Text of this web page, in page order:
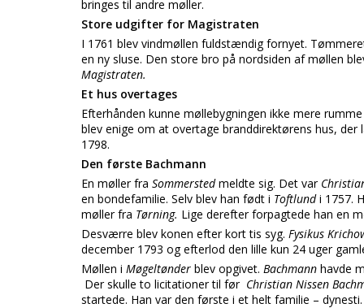
bringes til andre møller.
Store udgifter for Magistraten
I 1761 blev vindmøllen fuldstændig fornyet.
en ny sluse. Den store bro på nordsiden af møllen
Magistraten.
Et hus overtages
Efterhånden kunne møllebygningen ikke mere
blev enige om at overtage branddirektørens hus,
1798.
Den første Bachmann
En møller fra Sommerstedmeldte sig. Det var
en bondefamilie. Selv blev han født i Toftlundi 1757.
møller fra Tørning. Lige derefter forpagtede han en
Desværre blev konen efter kort tis syg. Fysikus
december 1793 og efterlod den lille kun 24 uger
Møllen i Møgeltønder blev opgivet. Bachmann havde
Der skulle to licitationer til før Christian Nissen
startede. Han var den første i et helt familie –